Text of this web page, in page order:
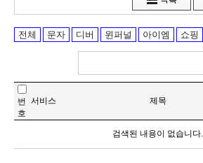
전체 문자 디버 윈퍼널 아이엠 쇼핑
번
호
서비스 제목
검색된 내용이 없습니다.